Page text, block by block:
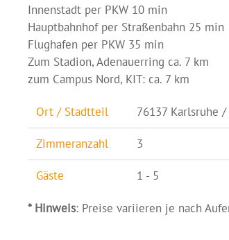
Innenstadt per PKW 10 min
Hauptbahnhof per Straßenbahn 25 min
Flughafen per PKW 35 min
Zum Stadion, Adenauerring ca. 7 km
zum Campus Nord, KIT: ca. 7 km
Ort / Stadtteil 76137 Karlsruhe
Zimmeranzahl 3
Gäste 1 - 5
* Hinweis: Preise variieren je nach